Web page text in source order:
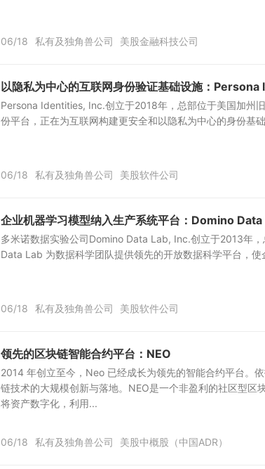
06/18 私有及独角兽公司 美股金融科技公司
以隐私为中心的互联网身份验证基础设施：
Persona Identities, Inc.创立于2018年，总部位于美国加州
份平台，正在为互联网构建更安全和以隐私为中心的身份基
06/18 私有及独角兽公司 美股软件公司
企业机器学习模型纳入生产系统平台：Domino
多米诺数据实验公司Domino Data Lab, Inc.创立于2013年
Data Lab 为数据科学团队提供领先的开放数据科学平台，
06/18 私有及独角兽公司 美股软件公司
领先的区块链智能合约平台：NEO
2014 年创立至今，Neo 已经成长为领先的智能合约平台。
链技术的大规模创新与落地。NEO是一个非盈利的社区型区
将资产数字化，利用...
06/18 私有及独角兽公司 美股中概股（中国ADR）